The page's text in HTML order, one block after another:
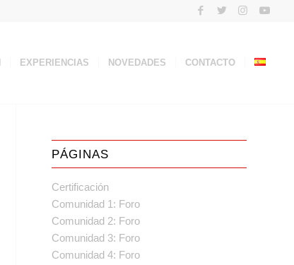
EXPERIENCIAS NOVEDADES CONTACTO
PÁGINAS
Certificación
Comunidad 1: Foro
Comunidad 2: Foro
Comunidad 3: Foro
Comunidad 4: Foro